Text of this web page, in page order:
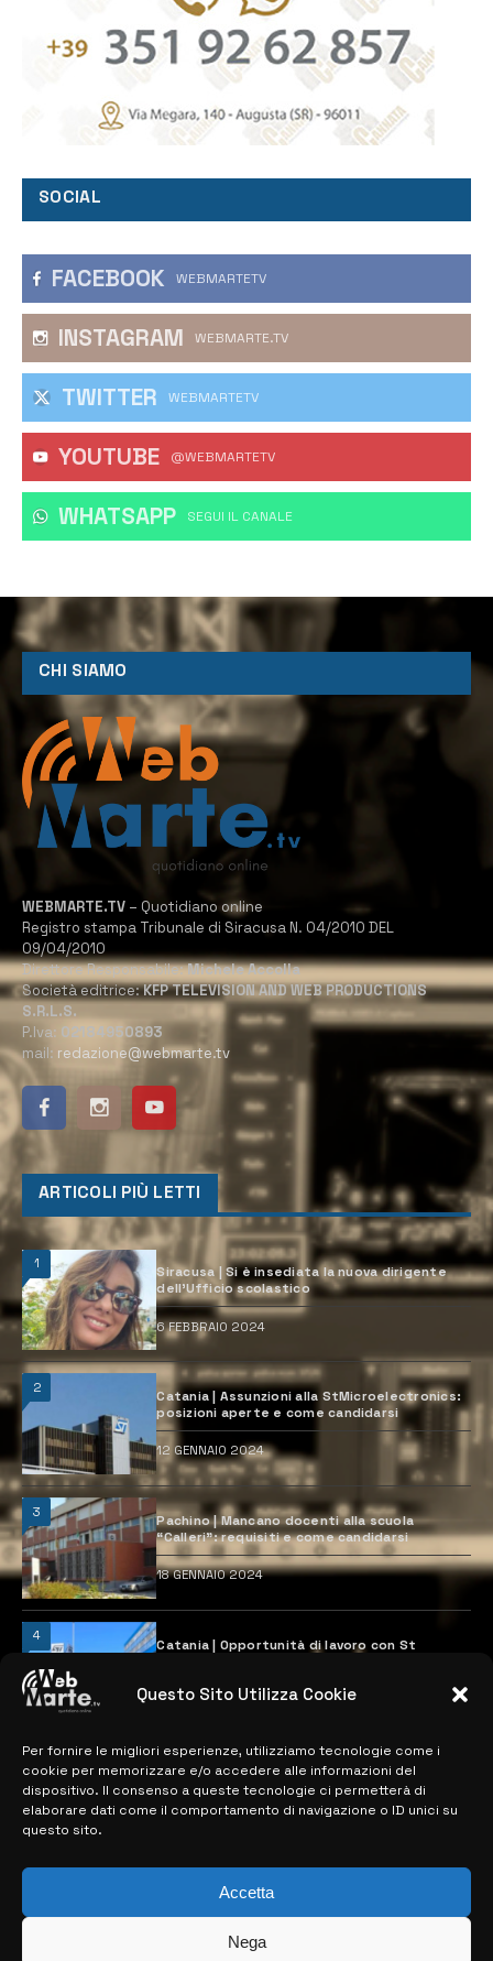
Questo Sito Utilizza Cookie
Per fornire le migliori esperienze, utilizziamo tecnologie come i
cookie per memorizzare e/o accedere alle informazioni del
dispositivo. Il consenso a queste tecnologie ci permetterà di
elaborare dati come il comportamento di navigazione o ID unici su
questo sito.
Accetta
Nega
SOCIAL
FACEBOOK WEBMARTETV
INSTAGRAM WEBMARTE.TV
TWITTER WEBMARTETV
YOUTUBE @WEBMARTETV
WHATSAPP ‎SEGUI IL CANALE
CHI SIAMO
WEBMARTE.TV – Quotidiano online
Registro stampa Tribunale di Siracusa N. 04/2010 DEL
09/04/2010
Direttore Responsabile:Michele Accolla
Società editrice:KFP TELEVISION AND WEB PRODUCTIONS
S.R.L.S.
P.Iva: 02184950893
mail: redazione@webmarte.tv
ARTICOLI PIÙ LETTI
1
Siracusa | Si è insediata la nuova dirigente
dell’Ufficio scolastico
6 FEBBRAIO 2024
2
Catania | Assunzioni alla StMicroelectronics:
posizioni aperte e come candidarsi
12 GENNAIO 2024
3
Pachino | Mancano docenti alla scuola
“Calleri”: requisiti e come candidarsi
18 GENNAIO 2024
4
Catania | Opportunità di lavoro con St
28 MARZO 2024
MAPPA DEL SITO
> NOTIZIE
> CONTATTI